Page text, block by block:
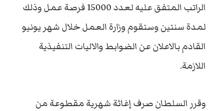
الراتب المتفق عليه لعدد 15000 فرصة عمل وذلك
لمدة سنتين وستقوم وزارة العمل خلال شهر يونيو
القادم بالاعلان عن الضوابط والاليات التنفيذية
اللازمة.
وقرر السلطان صرف إغاثة شهرية مقطوعة من